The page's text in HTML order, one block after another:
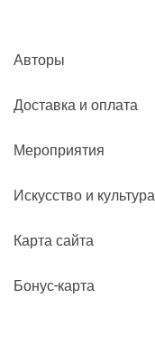
Авторы
Доставка и оплата
Мероприятия
Искусство и культура
Карта сайта
Бонус-карта